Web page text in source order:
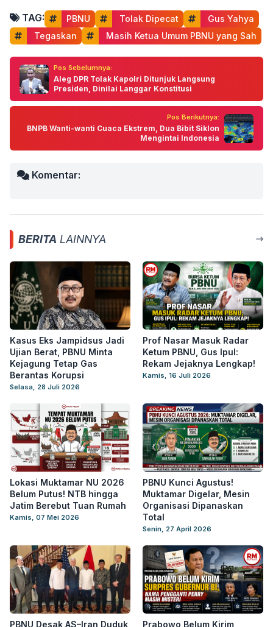
TAG: PBNU Tolak Dipecat
Gus Yahya
Tegaskan
Masih Ketua Umum PBNU yang Sah
Pos Sebelumnya:
Aleg DPR Tolak Kapolri Ditunjuk Langsung
Presiden, Dinilai Langgar Konstitusi
Pos Berikutnya:
BNPB Wanti-wanti Cuaca Ekstrem, Dua Bibit Siklon
Mengintai Indonesia
Komentar:
BERITA LAINNYA
Kasus Eks Jampidsus Jadi
Ujian Berat, PBNU Minta
Kejagung Tetap Gas
Berantas Korupsi
Selasa, 28 Juli 2026
Prof Nasar Masuk Radar
Ketum PBNU, Gus Ipul:
Rekam Jejaknya Lengkap!
Kamis, 16 Juli 2026
Lokasi Muktamar NU 2026
Belum Putus! NTB hingga
Jatim Berebut Tuan Rumah
Kamis, 07 Mei 2026
PBNU Kunci Agustus!
Muktamar Digelar, Mesin
Organisasi Dipanaskan
Total
Senin, 27 April 2026
PBNU Desak AS–Iran Duduk
Prabowo Belum Kirim